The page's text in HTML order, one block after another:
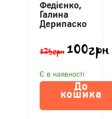
Федієнко,
Галина
Дерипаско
125грн 100грн
Є в наявності
До
кошика